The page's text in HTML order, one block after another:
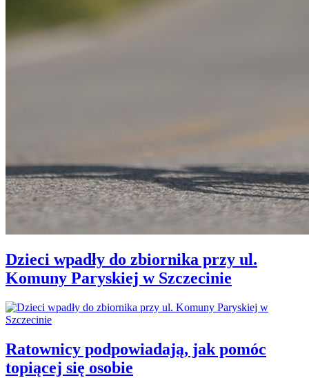
Dzieci wpadły do zbiornika przy ul.
Komuny Paryskiej w Szczecinie
Ratownicy podpowiadają, jak pomóc
topiącej się osobie